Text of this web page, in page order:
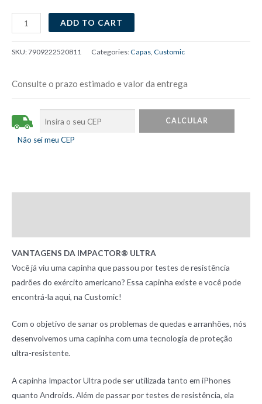
Capa
Customic
Impactor
Azul
Pro
quantity
ADD TO CART
SKU:7909222520811 Categories:Capas, Customic
Consulte o prazo estimado e valor da entrega
Não sei meu CEP
VANTAGENS DA IMPACTOR® ULTRA
Você já viu uma capinha que passou por testes de resistência
padrões do exército americano? Essa capinha existe e você pode
encontrá-la aqui, na Customic!
Com o objetivo de sanar os problemas de quedas e arranhões, nós
desenvolvemos uma capinha com uma tecnologia de proteção
ultra-resistente.
A capinha Impactor Ultra pode ser utilizada tanto em iPhones
quanto Androids. Além de passar por testes de resistência, ela